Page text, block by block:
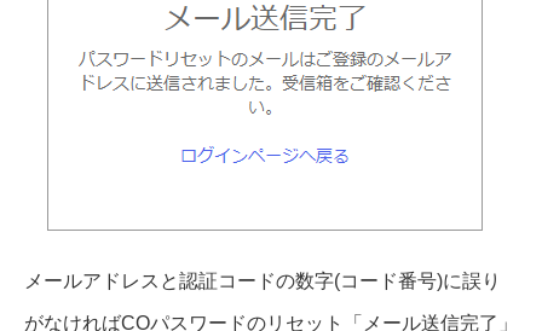
メールアドレスと認証コードの数字(コード番号)に誤り
がなければCOパスワードのリセット「メール送信完了」